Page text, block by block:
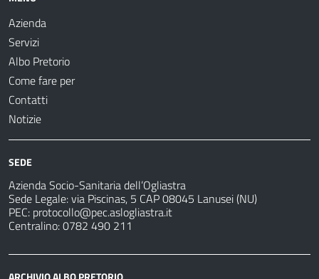
Azienda
Servizi
Albo Pretorio
Come fare per
Contatti
Notizie
SEDE
Azienda Socio-Sanitaria dell’Ogliastra
Sede Legale: via Piscinas, 5 CAP 08045 Lanusei (NU)
PEC: protocollo@pec.aslogliastra.it
Centralino: 0782 490 211